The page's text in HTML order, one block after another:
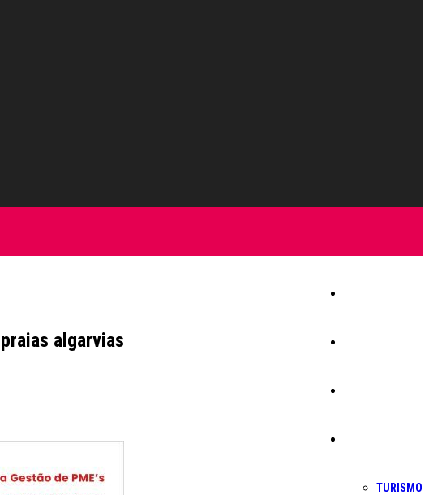
TURISMO
algarvias